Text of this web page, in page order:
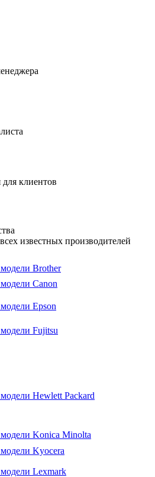
клиентов
известных производителей
Brother
Canon
Epson
Fujitsu
Hewlett Packard
Konica Minolta
Kyocera
Lexmark